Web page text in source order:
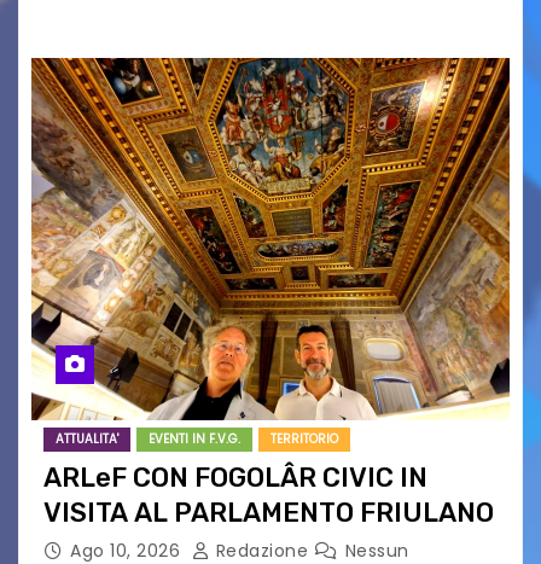
ATTUALITA' EVENTI IN F.V.G. TERRITORIO
ARLeF CON FOGOLÂR CIVIC IN
VISITA AL PARLAMENTO FRIULANO
Ago 10, 2026 Redazione
Nessun